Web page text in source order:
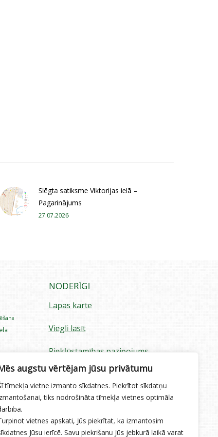
augstu vērtējam jūsu privātumu
tīmekļa vietne izmanto sīkdatnes. Piekrītot sīkdatņu
tiks nodrošināta tīmekļa vietnes optimāla
vietnes apskati, Jūs piekrītat, ka izmantosim
Jūsu ierīcē. Savu piekrišanu Jūs jebkurā laikā varat
Slēgta satiksme Viktorijas ielā –
Pagarinājums
27.07.2026
NODERĪGI
Lapas karte
Viegli lasīt
Piekļūstamības paziņojums
Sīkdatņu izmantošana
Privātuma politika
Ētikas kodekss